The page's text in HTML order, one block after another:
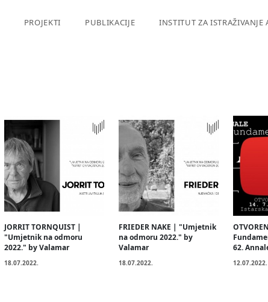
PROJEKTI PUBLIKACIJE INSTITUT ZA ISTRAŽIVANJE
JORRIT TORNQUIST |
"Umjetnik na odmoru
2022." by Valamar
18.07.2022.
FRIEDER NAKE | "Umjetnik
na odmoru 2022." by
Valamar
18.07.2022.
62.
12.07.2022.